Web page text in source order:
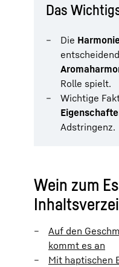
Das
Die
Rolle spielt.
Wichtige
Adstringenz.
Wein zum
Auf den
kommt es an
Mit haptischen